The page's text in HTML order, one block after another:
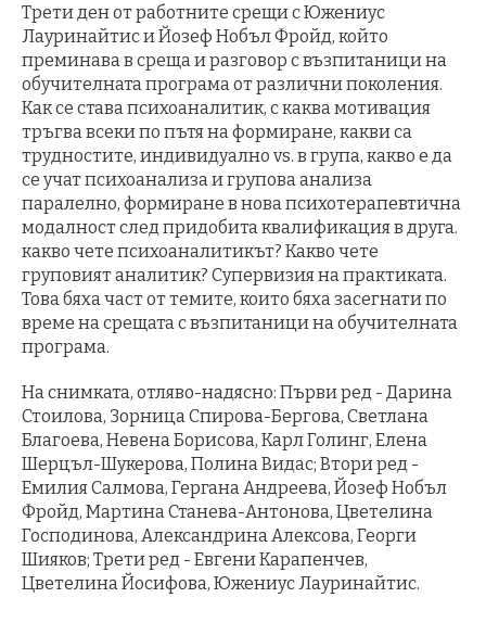
Трети ден от работните срещи с Южениус
Лауринайтис и Йозеф Нобъл Фройд, който
преминава в среща и разговор с възпитаници на
обучителната програма от различни поколения.
Как се става психоаналитик, с каква мотивация
тръгва всеки по пътя на формиране, какви са
трудностите, индивидуално vs. в група, какво е да
се учат психоанализа и групова анализа
паралелно, формиране в нова психотерапевтична
модалност след придобита квалификация в друга.
какво чете психоаналитикът? Какво чете
груповият аналитик? Супервизия на практиката.
Това бяха част от темите, които бяха засегнати по
време на срещата с възпитаници на обучителната
програма.
На снимката, отляво-надясно: Първи ред - Дарина
Стоилова, Зорница Спирова-Бергова, Светлана
Благоева, Невена Борисова, Карл Голинг, Елена
Шерцъл-Шукерова, Полина Видас; Втори ред -
Емилия Салмова, Гергана Андреева, Йозеф Нобъл
Фройд, Мартина Станева-Антонова, Цветелина
Господинова, Александрина Алексова, Георги
Шияков; Трети ред - Евгени Карапенчев,
Цветелина Йосифова, Южениус Лауринайтис.